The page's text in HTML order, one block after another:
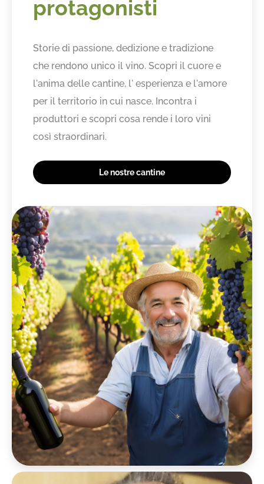
protagonisti
Storie di passione, dedizione e tradizione
che rendono unico il vino. Scopri il cuore e
l'anima delle cantine, l' esperienza e l'amore
per il territorio in cui nasce. Incontra i
produttori e scopri cosa rende i loro vini
così straordinari.
Le nostre cantine